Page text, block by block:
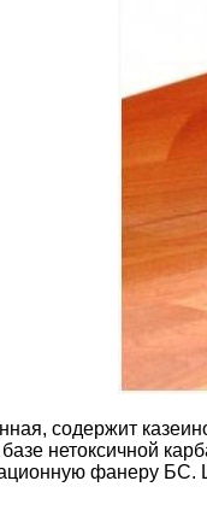
содержит
нетоксичной
фанеру